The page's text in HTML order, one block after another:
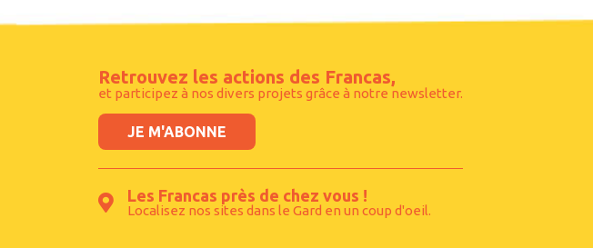
Retrouvez les actions des Francas,
et participez à nos divers projets grâce à notre newsletter.
JE M'ABONNE
Les Francas près de chez vous !
Localisez nos sites dans le Gard en un coup d'oeil.